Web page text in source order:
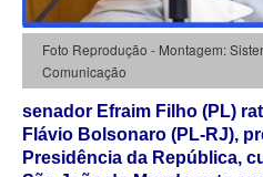
Foto Reprodução - Montagem:
Comunicação
senador Efraim Filho (PL)
Flávio Bolsonaro (PL-RJ),
Presidência da República,